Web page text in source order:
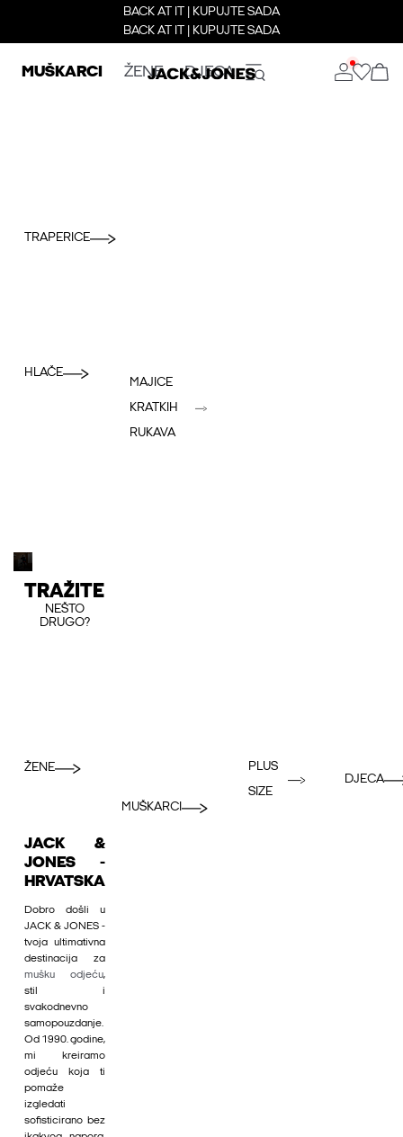
BACK AT IT | KUPUJTE SADA
BACK AT IT | KUPUJTE SADA
MUŠKARCI ŽENE DJECA
TRAPERICE
HLAČE
MAJICE
KRATKIH
RUKAVA
TRAŽITE
NEŠTO
DRUGO?
ŽENE
MUŠKARCI
PLUS
SIZE
DJECA
JACK &
JONES -
HRVATSKA
Dobro došli u
JACK & JONES -
tvoja ultimativna
destinacija za
mušku odjeću,
stil i
svakodnevno
samopouzdanje.
Od 1990. godine,
mi kreiramo
odjeću koja ti
pomaže
izgledati
sofisticirano bez